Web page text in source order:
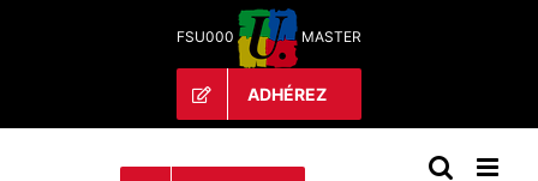
FSU000 MASTER
ADHÉREZ